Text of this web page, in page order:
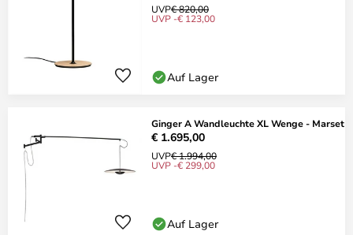
UVP€ 820,00
UVP -€ 123,00
Auf Lager
Ginger A Wandleuchte XL Wenge - Marset
€ 1.695,00
UVP€ 1.994,00
UVP -€ 299,00
Auf Lager